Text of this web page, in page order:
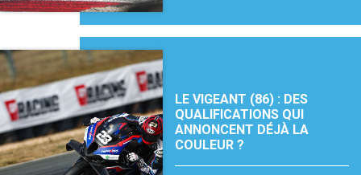
LE VIGEANT (86) : DES
QUALIFICATIONS QUI
ANNONCENT DÉJÀ LA
COULEUR ?